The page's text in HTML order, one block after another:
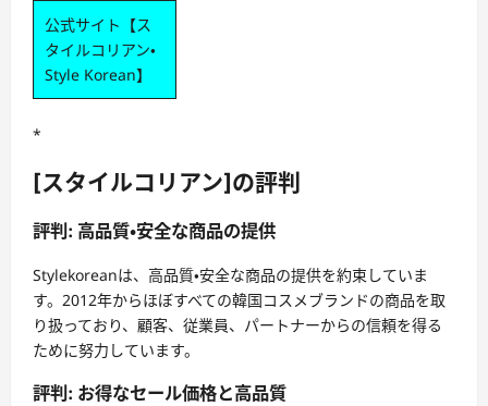
公式サイト【ス
タイルコリアン・
Style Korean】
*
[スタイルコリアン]の評判
評判: 高品質・安全な商品の提供
Stylekoreanは、高品質・安全な商品の提供を約束していま
す。2012年からほぼすべての韓国コスメブランドの商品を取
り扱っており、顧客、従業員、パートナーからの信頼を得る
ために努力しています。
評判: お得なセール価格と高品質